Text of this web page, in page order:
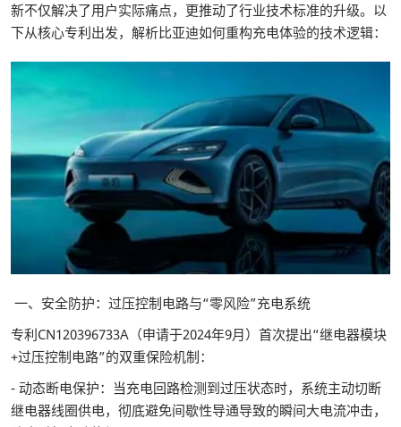
新不仅解决了用户实际痛点，更推动了行业技术标准的升级。以
下从核心专利出发，解析比亚迪如何重构充电体验的技术逻辑：
一、安全防护：过压控制电路与“零风险”充电系统
专利CN120396733A（申请于2024年9月）首次提出“继电器模块
+过压控制电路”的双重保险机制：
- 动态断电保护：当充电回路检测到过压状态时，系统主动切断
继电器线圈供电，彻底避免间歇性导通导致的瞬间大电流冲击，